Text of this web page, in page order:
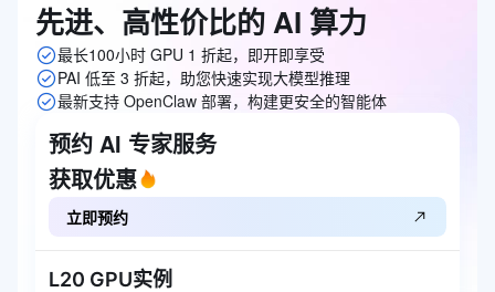
先进、高性价比的AI 算力
最长100小时 GPU 1 折起，即开即享受
PAI 低至 3 折起，助您快速实现大模型推理
最新支持 OpenClaw 部署，构建更安全的智能体
预约 AI 专家服务
获取优惠
立即预约
L20 GPU实例